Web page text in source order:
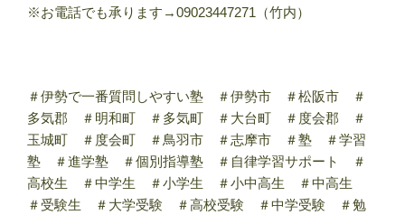
※お電話でも承ります→09023447271（竹内）
＃伊勢で一番質問しやすい塾 ＃伊勢市 ＃松阪市 ＃
多気郡 ＃明和町 ＃多気町 ＃大台町 ＃度会郡 ＃
玉城町 ＃度会町 ＃鳥羽市 ＃志摩市 ＃塾 ＃学習
塾 ＃進学塾 ＃個別指導塾 ＃自律学習サポート ＃
高校生 ＃中学生 ＃小学生 ＃小中高生 ＃中高生
＃受験生 ＃大学受験 ＃高校受験 ＃中学受験 ＃勉